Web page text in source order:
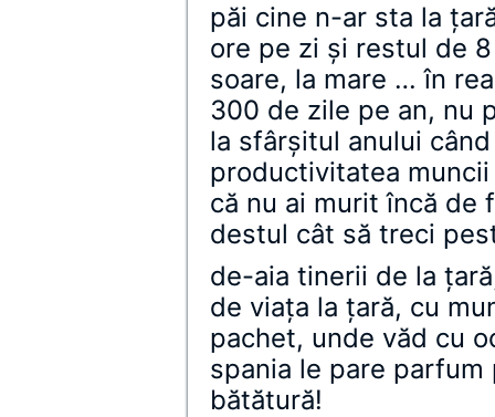
păi cine n-ar sta la
ore pe zi şi restul de
soare, la mare … în
300 de zile pe an, nu
la sfârşitul anului
productivitatea
că nu ai murit încă de
destul cât să treci
de-aia tinerii de la
de viaţa la ţară, cu
pachet, unde văd cu
spania le pare
bătătură!